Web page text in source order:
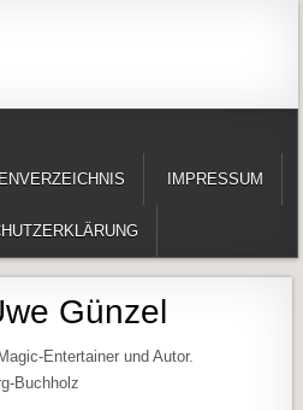
IMPRESSUM
Günzel
Entertainer und Autor.
Buchholz